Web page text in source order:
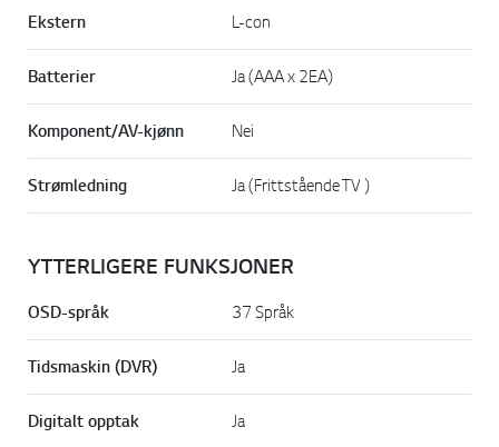
Ekstern L-con
Batterier Ja (AAA x 2EA)
Komponent/AV-kjønn Nei
Strømledning Ja (Frittstående TV )
YTTERLIGERE FUNKSJONER
OSD-språk 37 Språk
Tidsmaskin (DVR) Ja
Digitalt opptak Ja